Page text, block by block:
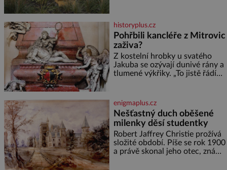
medu – zhruba jednu čajovou
lžičku. Sama o sobě se může
zdát bezvýznamná. Teprve když
se spojí s dalšími desítkami tisíc
příslušnic svého včelstva,
vznikne jeden z
nejdokonalejších organismů
historyplus.cz
Pohřbili kancléře z Mitrovic
zaživa?
Z kostelní hrobky u svatého
Jakuba se ozývají dunivé rány a
tlumené výkřiky. „To jistě řádí
nikdo neodvážil podzemní
hrobku otevřít a její poklop tak
raději jen skrápí svěcenou
vodou. Za několik dní divné
burácení skutečně ustane. Když
o mnoho let později hrobku
enigmaplus.cz
Nešťastný duch oběšené
milenky děsí studentky
Robert Jaffrey Christie prožívá
složité období. Píše se rok 1900
a právě skonal jeho otec, známý